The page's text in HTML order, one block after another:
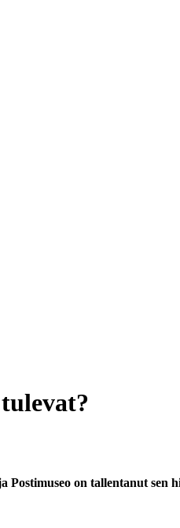
Postimuseo on tallentanut